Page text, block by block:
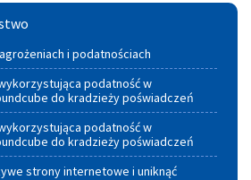
i podatnościach
podatność w
do kradzieży poświadczeń
podatność w
do kradzieży poświadczeń
strony internetowe i uniknąć